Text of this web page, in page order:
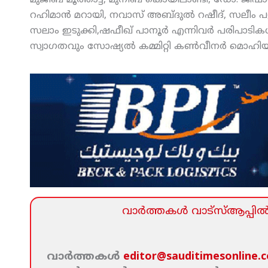
റഹിമാന്‍ മറായി, നവാസ് അബ്ദുല്‍ റഷീദ്, സലീം
സലാം ഇടുക്കി,ഷഫീഖ് പാനൂര്‍ എന്നിവര്‍
സ്വാഗതവും സോഷ്യല്‍ കമ്മിറ്റി കണ്‍വീനര്‍
വാര്‍ത്തകള്‍ വാട്‌സ്‌ആപ്പില്‍
വാര്‍ത്തകള്‍